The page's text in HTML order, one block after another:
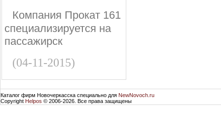
Компания Прокат 161
специализируется на
пассажирск
(04-11-2015)
Каталог фирм Новочеркасска специально для NewNovoch.ru
Copyright Helpos © 2006-2026. Все права защищены